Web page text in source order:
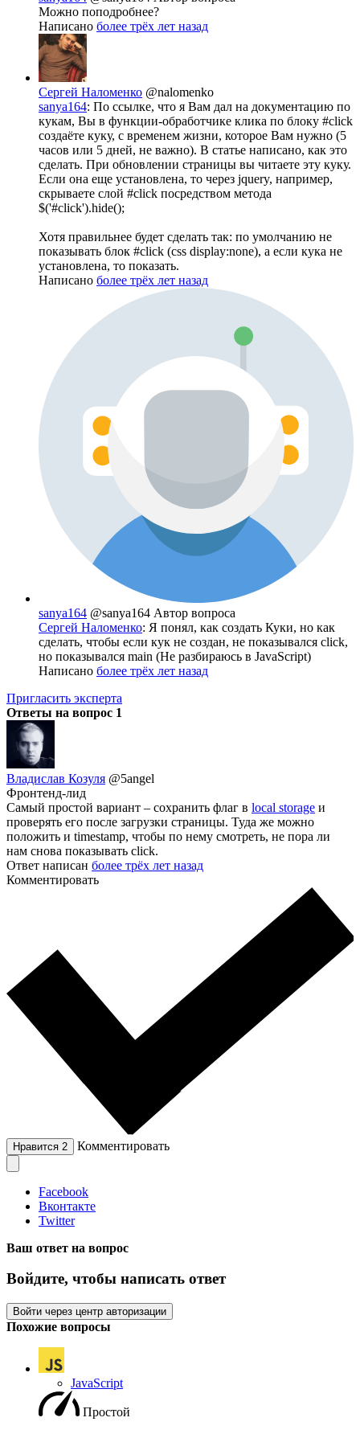
Можно поподробнее?
Написано более трёх лет назад
Сергей Наломенко @nalomenko
sanya164: По ссылке, что я Вам дал на документацию по
кукам, Вы в функции-обработчике клика по блоку #click
создаёте куку, с временем жизни, которое Вам нужно (5
часов или 5 дней, не важно). В статье написано, как это
сделать. При обновлении страницы вы читаете эту куку.
Если она еще установлена, то через jquery, например,
скрываете слой #click посредством метода
$('#click').hide();
Хотя правильнее будет сделать так: по умолчанию не
показывать блок #click (css display:none), а если кука не
установлена, то показать.
Написано более трёх лет назад
sanya164 @sanya164 Автор вопроса
Сергей Наломенко: Я понял, как создать Куки, но как
сделать, чтобы если кук не создан, не показывался click,
но показывался main (Не разбираюсь в JavaScript)
Написано более трёх лет назад
Пригласить эксперта
Ответы на вопрос 1
Владислав Козуля @5angel
Фронтенд-лид
Самый простой вариант – сохранить флаг в local storage и
проверять его после загрузки страницы. Туда же можно
положить и timestamp, чтобы по нему смотреть, не пора ли
нам снова показывать click.
Ответ написан более трёх лет назад
Комментировать
Нравится 2 Комментировать
Facebook
Вконтакте
Twitter
Ваш ответ на вопрос
Войдите, чтобы написать ответ
Войти через центр авторизации
Похожие вопросы
JavaScript
Простой